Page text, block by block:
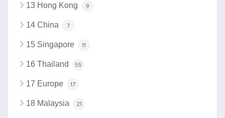
13 Hong Kong 9
14 China 7
15 Singapore 11
16 Thailand 55
17 Europe 17
18 Malaysia 21